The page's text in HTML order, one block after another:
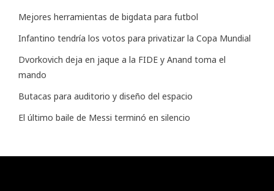
Mejores herramientas de bigdata para futbol
Infantino tendría los votos para privatizar la Copa Mundial
Dvorkovich deja en jaque a la FIDE y Anand toma el
mando
Butacas para auditorio y diseño del espacio
El último baile de Messi terminó en silencio